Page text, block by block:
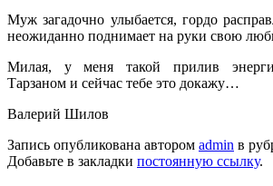
Муж загадочно улыбается, гордо
неожиданно поднимает на руки свою
Милая, у меня такой прилив
Тарзаном и сейчас тебе это докажу…
Валерий Шилов
Запись опубликована автором admin в
Добавьте в закладки постоянную ссылку.